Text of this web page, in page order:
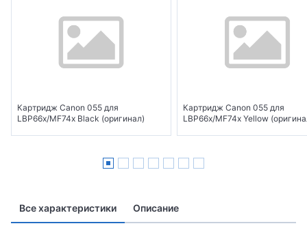
Картридж Canon 055 для
LBP66x/MF74x Black (оригинал)
Картридж Canon 055 для
LBP66x/MF74x Yellow
Все характеристики Описание